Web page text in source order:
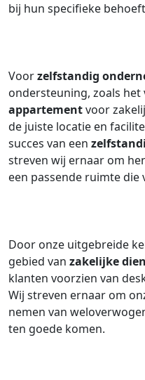
bij hun specifieke
Voorzelfstandig
ondersteuning, zoals
appartementvoor
de juiste locatie en
succes van een
streven wij ernaar om
een passende ruimte die
Door onze uitgebreide
gebied van zakelijke
klanten voorzien van
Wij streven ernaar om
nemen van
ten goede komen.